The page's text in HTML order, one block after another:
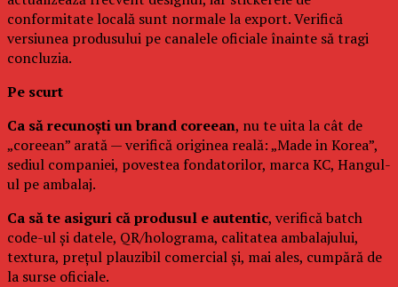
conformitate locală sunt normale la export. Verifică
versiunea produsului pe canalele oficiale înainte să tragi
concluzia.
Pe scurt
Ca să recunoști un brand coreean, nu te uita la cât de
„coreean” arată — verifică originea reală: „Made in Korea”,
sediul companiei, povestea fondatorilor, marca KC, Hangul-
ul pe ambalaj.
Ca să te asiguri că produsul e autentic, verifică batch
code-ul și datele, QR/holograma, calitatea ambalajului,
textura, prețul plauzibil comercial și, mai ales, cumpără de
la surse oficiale.